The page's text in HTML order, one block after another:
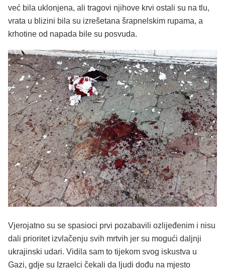
već bila uklonjena, ali tragovi njihove krvi ostali su na tlu,
vrata u blizini bila su izrešetana šrapnelskim rupama, a
krhotine od napada bile su posvuda.
Vjerojatno su se spasioci prvi pozabavili ozlijeđenim i nisu
dali prioritet izvlačenju svih mrtvih jer su mogući daljnji
ukrajinski udari. Vidila sam to tijekom svog iskustva u
Gazi, gdje su Izraelci čekali da ljudi dođu na mjesto